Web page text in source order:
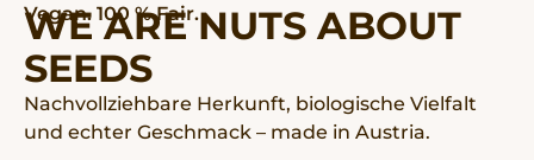
Vegan. 100 % Fair.
WE ARE NUTS ABOUT
SEEDS
Nachvollziehbare Herkunft, biologische Vielfalt
und echter Geschmack – made in Austria.